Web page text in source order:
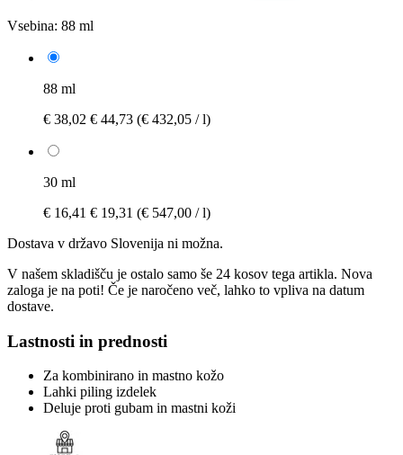
Vsebina: 88 ml
88 ml
€ 38,02 € 44,73 (€ 432,05 / l)
30 ml
€ 16,41 € 19,31 (€ 547,00 / l)
Dostava v državo Slovenija ni možna.
V našem skladišču je ostalo samo še 24 kosov tega artikla. Nova
zaloga je na poti! Če je naročeno več, lahko to vpliva na datum
dostave.
Lastnosti in prednosti
Za kombinirano in mastno kožo
Lahki piling izdelek
Deluje proti gubam in mastni koži